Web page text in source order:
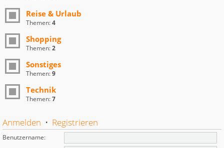
Reise & Urlaub
Themen:4
Shopping
Themen:2
Sonstiges
Themen:9
Technik
Themen:7
Anmelden • Registrieren
Benutzername: